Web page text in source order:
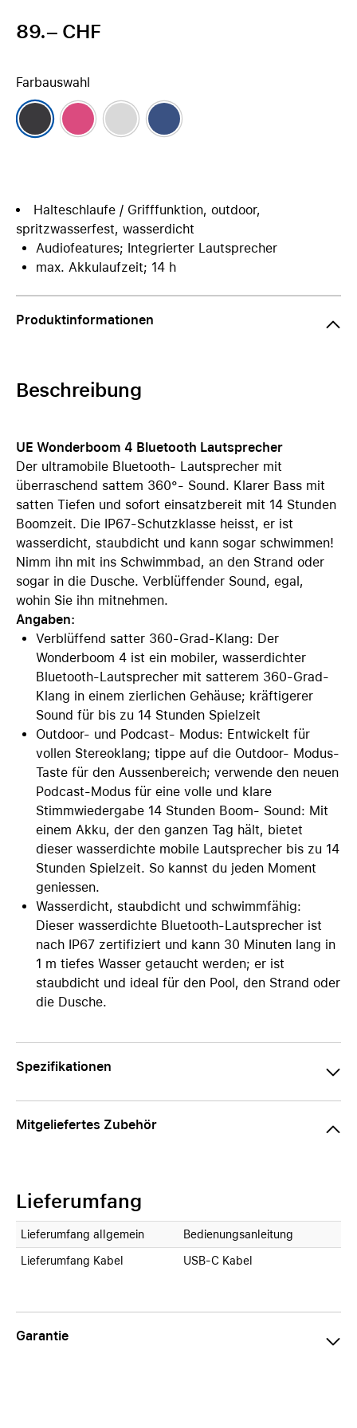
89.– CHF
Farbauswahl
Halteschlaufe / Grifffunktion, outdoor,
spritzwasserfest, wasserdicht
Audiofeatures; Integrierter Lautsprecher
max. Akkulaufzeit; 14 h
Produktinformationen
Beschreibung
UE Wonderboom 4 Bluetooth Lautsprecher
Der ultramobile Bluetooth- Lautsprecher mit
überraschend sattem 360°- Sound. Klarer Bass mit
satten Tiefen und sofort einsatzbereit mit 14 Stunden
Boomzeit. Die IP67-Schutzklasse heisst, er ist
wasserdicht, staubdicht und kann sogar schwimmen!
Nimm ihn mit ins Schwimmbad, an den Strand oder
sogar in die Dusche. Verblüffender Sound, egal,
wohin Sie ihn mitnehmen.
Angaben:
Verblüffend satter 360-Grad-Klang: Der
Wonderboom 4 ist ein mobiler, wasserdichter
Bluetooth-Lautsprecher mit satterem 360-Grad-
Klang in einem zierlichen Gehäuse; kräftigerer
Sound für bis zu 14 Stunden Spielzeit
Outdoor- und Podcast- Modus: Entwickelt für
vollen Stereoklang; tippe auf die Outdoor- Modus-
Taste für den Aussenbereich; verwende den neuen
Podcast-Modus für eine volle und klare
Stimmwiedergabe 14 Stunden Boom- Sound: Mit
einem Akku, der den ganzen Tag hält, bietet
dieser wasserdichte mobile Lautsprecher bis zu 14
Stunden Spielzeit. So kannst du jeden Moment
geniessen.
Wasserdicht, staubdicht und schwimmfähig:
Dieser wasserdichte Bluetooth-Lautsprecher ist
nach IP67 zertifiziert und kann 30 Minuten lang in
1 m tiefes Wasser getaucht werden; er ist
staubdicht und ideal für den Pool, den Strand oder
die Dusche.
Spezifikationen
Mitgeliefertes Zubehör
Lieferumfang
Lieferumfang allgemein Bedienungsanleitung
Lieferumfang Kabel USB-C Kabel
Garantie